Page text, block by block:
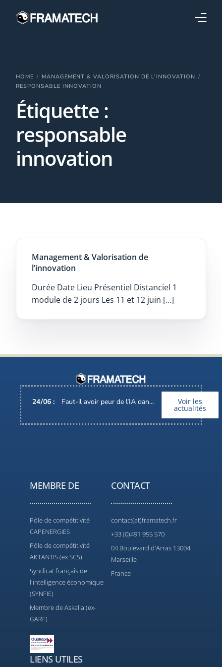
HOME
MANAGEMENT & VALORISATION DE L’INNOVATION
RESPONSABLE INNOVATION
Étiquette :
responsable
innovation
Management & Valorisation de
l’innovation
Durée Date Lieu Présentiel Distanciel 1
module de 2 jours Les 11 et 12 juin […]
24/06 : Faut-il avoir peur de l’IA dans nos métiers ? Voir les
actualités
MEMBRE DE
Pôle de compétitivité
CAPENERGIES
Pôle de compétitivité
AKTANTIS (ex SCS)
Syndicat français de
l'intelligence économique
(SYNFIE)
Membre de Askalia (ex-
GARF)
CONTACT
contact(at)framatech.fr
+33 (0)491 955 570
04 Boulevard d'Arras 13004
Marseille
France
LIENS UTILES
Formations
Performance électronique
Stratégies industrielles